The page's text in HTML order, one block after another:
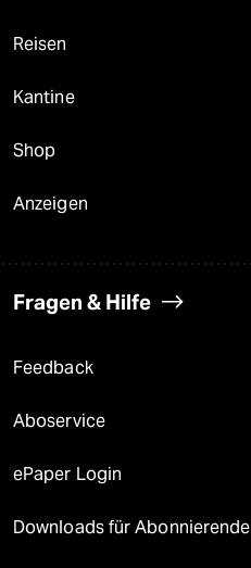
Reisen
Kantine
Shop
Anzeigen
Fragen & Hilfe
Feedback
Aboservice
ePaper Login
Downloads für Abonnierende